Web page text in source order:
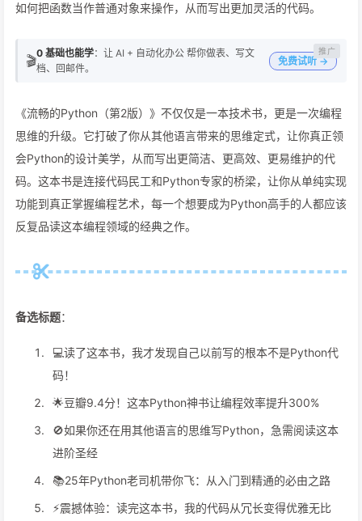
如何把函数当作普通对象来操作，从而写出更加灵活的代码。
🎬0 基础也能学：让 AI + 自动化办公 帮你做表、写文
档、回邮件。
免费试听 →
《流畅的Python（第2版）》不仅仅是一本技术书，更是一次编程
思维的升级。它打破了你从其他语言带来的思维定式，让你真正领
会Python的设计美学，从而写出更简洁、更高效、更易维护的代
码。这本书是连接代码民工和Python专家的桥梁，让你从单纯实现
功能到真正掌握编程艺术，每一个想要成为Python高手的人都应该
反复品读这本编程领域的经典之作。
备选标题：
💻读了这本书，我才发现自己以前写的根本不是Python代
码！
🌟豆瓣9.4分！这本Python神书让编程效率提升300%
🚫如果你还在用其他语言的思维写Python，急需阅读这本
进阶圣经
📚25年Python老司机带你飞：从入门到精通的必由之路
⚡️震撼体验：读完这本书，我的代码从冗长变得优雅无比